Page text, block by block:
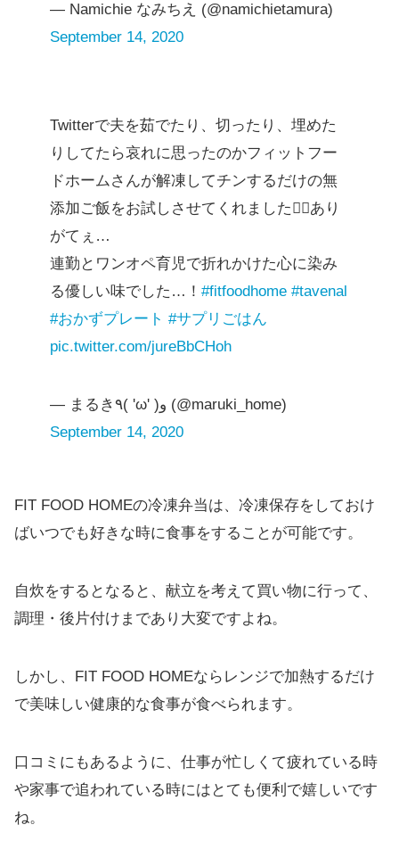
— Namichie なみちえ (@namichietamura)
September 14, 2020
Twitterで夫を茹でたり、切ったり、埋めた
りしてたら哀れに思ったのかフィットフー
ドホームさんが解凍してチンするだけの無
添加ご飯をお試しさせてくれました🙇‍♂️あり
がてぇ…
連勤とワンオペ育児で折れかけた心に染み
る優しい味でした…！ #fitfoodhome #tavenal
#おかずプレート #サプリごはん
pic.twitter.com/jureBbCHoh
— まるき٩( 'ω' )و (@maruki_home)
September 14, 2020
FIT FOOD HOMEの冷凍弁当は、冷凍保存をしておけ
ばいつでも好きな時に食事をすることが可能です。
自炊をするとなると、献立を考えて買い物に行って、
調理・後片付けまであり大変ですよね。
しかし、FIT FOOD HOMEならレンジで加熱するだけ
で美味しい健康的な食事が食べられます。
口コミにもあるように、仕事が忙しくて疲れている時
や家事で追われている時にはとても便利で嬉しいです
ね。